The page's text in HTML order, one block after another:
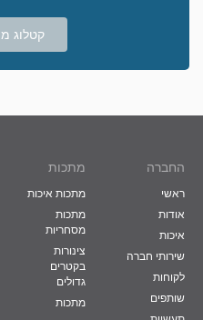
קטלוג
החברה
ראשי
אודות
איכות
שירותי חברה
לקוחות
שותפים
מתכות
מתכות איכות
מתכות
מסחריות
צינורות
בקטרים
גדולים
מתכות